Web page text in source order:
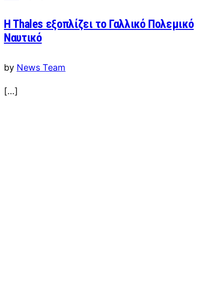
H Thales εξοπλίζει το Γαλλικό Πολεμικό
Ναυτικό
by News Team
[…]